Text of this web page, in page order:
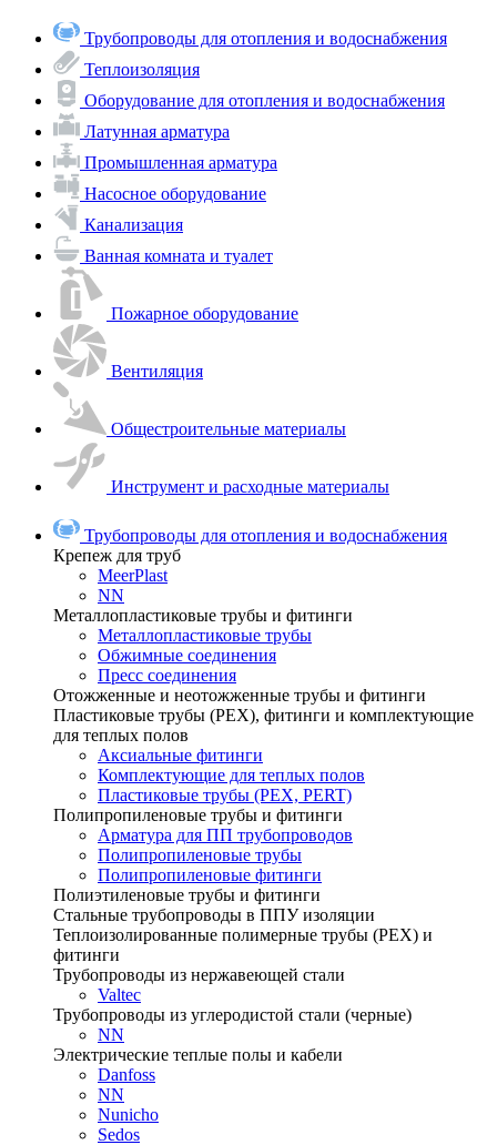
Трубопроводы для отопления и водоснабжения
Теплоизоляция
Оборудование для отопления и водоснабжения
Латунная арматура
Промышленная арматура
Насосное оборудование
Канализация
Ванная комната и туалет
Пожарное оборудование
Вентиляция
Общестроительные материалы
Инструмент и расходные материалы
Трубопроводы для отопления и водоснабжения
Крепеж для труб
MeerPlast
NN
Металлопластиковые трубы и фитинги
Металлопластиковые трубы
Обжимные соединения
Пресс соединения
Отожженные и неотожженные трубы и фитинги
Пластиковые трубы (РЕХ), фитинги и комплектующие
для теплых полов
Аксиальные фитинги
Комплектующие для теплых полов
Пластиковые трубы (РЕХ, PERT)
Полипропиленовые трубы и фитинги
Арматура для ПП трубопроводов
Полипропиленовые трубы
Полипропиленовые фитинги
Полиэтиленовые трубы и фитинги
Стальные трубопроводы в ППУ изоляции
Теплоизолированные полимерные трубы (РЕХ) и
фитинги
Трубопроводы из нержавеющей стали
Valtec
Трубопроводы из углеродистой стали (черные)
NN
Электрические теплые полы и кабели
Danfoss
NN
Nunicho
Sedos